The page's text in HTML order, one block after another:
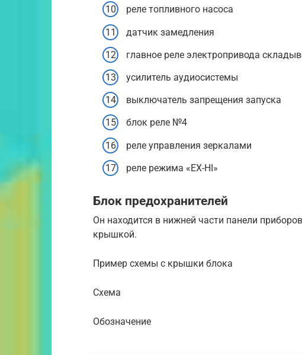
реле топливного насоса
датчик замедления
главное реле электропривода
усилитель аудиосистемы
выключатель запрещения запуска
блок реле №4
реле управления зеркалами
реле режима «ЕХ-HI»
Блок предохранителей
Он находится в нижней части панели
крышкой.
Пример схемы с крышки блока
Схема
Обозначение